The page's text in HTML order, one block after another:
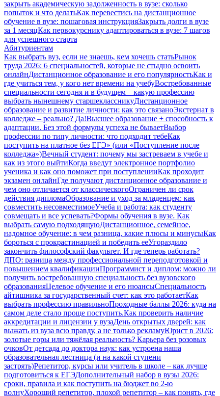
закрыть академическую задолженность в вузе: сколько
попыток и что делатьКак перевестись на дистанционное
обучение в вузе: пошаговая инструкцияЗакрыть долги в вузе
за 1 месяцКак первокурснику адаптироваться в вузе: 7 шагов
для успешного старта
Абитуриентам
Как выбрать вуз, если не знаешь, кем хочешь статьРынок
труда 2026: 6 специальностей, которые не стыдно освоить
онлайнДистанционное образование и его популярностьКак и
где учиться тем, у кого нет времени на учебуВостребованные
специальности сегодня и в будущем – какую профессию
выбрать нынешнему старшеклассникуДистанционное
образование и развитие личности: как это связаноЭкстернат в
колледже – реально? Да!Высшее образование + способность к
адаптации. Без этой формулы успеха не бываетВыбор
профессии по типу личности: что подходит тебеКак
поступить на платное без ЕГЭ» (или «Поступление после
колледжа»)Вечный студент: почему мы застреваем в учебе и
как из этого выйтиКогда введут электронное портфолио
ученика и как оно поможет при поступленииКак проходит
экзамен онлайнГде получают дистанционное образование и
чем оно отличается от классическогоОграничен ли срок
действия дипломаОбразование и уход за младенцем: как
совместить несовместимоеУчеба и работа: как студенту
совмещать и все успевать?Формы обучения в вузе. Как
выбрать самую подходящуюДистанционное, семейное,
надомное обучение: в чем разница, какие плюсы и минусыКак
бороться с прокрастинацией и победить ееУгораздило
закончить философский факультет. И где теперь работать?
ДПО: разница между профессиональной переподготовкой и
повышением квалификацииПрограммист и диплом: можно ли
получить востребованную специальность без вузовского
образованияЦелевое обучение и его нюансыСпециальность
айтишника за государственный счет: как это работаетКак
выбрать профессию правильноПроходные баллы 2026: куда на
самом деле стало проще поступить.Как проверить наличие
аккредитации и лицензии у вузаДень открытых дверей: как
выжать из вуза всю правду, а не только рекламуЮрист в 2026:
золотые горы или тяжёлая реальность? Карьера без розовых
очковОт детсада до доктора наук: как устроена наша
образовательная лестница (и на какой ступени
застрять)Репетитор, курсы или учитель в школе – как лучше
подготовиться к ЕГЭДополнительный набор в вузы 2026:
сроки, правила и как поступить на бюджет во 2‑ю
волнуХороший репетитор, плохой репетитор – как понять, где